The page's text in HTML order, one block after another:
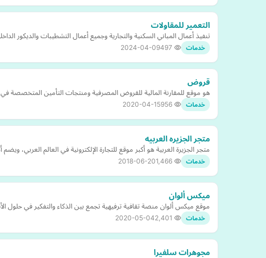
التعمير للمقاولات
تنفيذ أعمال المباني السكنية والتجارية وجميع أعمال التشطيبات والديكور
خدمات 2024-04-09
قروض
هو موقع للمقارنة المالية للقروض المصرفية ومنتجات التأمين المتخصصة
خدمات 2020-04-15
متجر الجزيره العربيه
متجر الجزيرة العربية هو أكبر موقع للتجارة الإلكترونية في العالم العربي، ويضم أكثر من 400000 منتج من مختلف الفئات التي تشمل الإلكترونيات، والأزياء، والمنتجات
خدمات 2018-06-20
ميكس ألوان
موقع ميكس ألوان منصة تقافية ترفيهية تجمع بين الذكاء والتفكير في حلول
خدمات 2020-05-04
مجوهرات سلفيرا